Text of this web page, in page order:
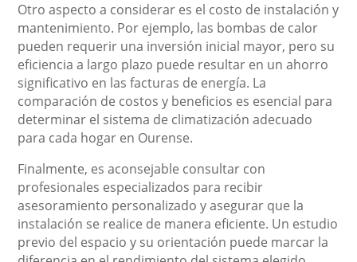
Otro aspecto a considerar es el costo de instalación y
mantenimiento. Por ejemplo, las bombas de calor
pueden requerir una inversión inicial mayor, pero su
eficiencia a largo plazo puede resultar en un ahorro
significativo en las facturas de energía. La
comparación de costos y beneficios es esencial para
determinar el sistema de climatización adecuado
para cada hogar en Ourense.
Finalmente, es aconsejable consultar con
profesionales especializados para recibir
asesoramiento personalizado y asegurar que la
instalación se realice de manera eficiente. Un estudio
previo del espacio y su orientación puede marcar la